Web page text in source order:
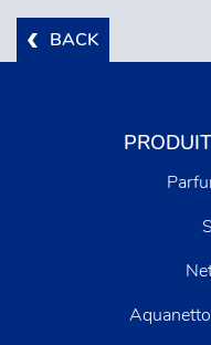
BACK